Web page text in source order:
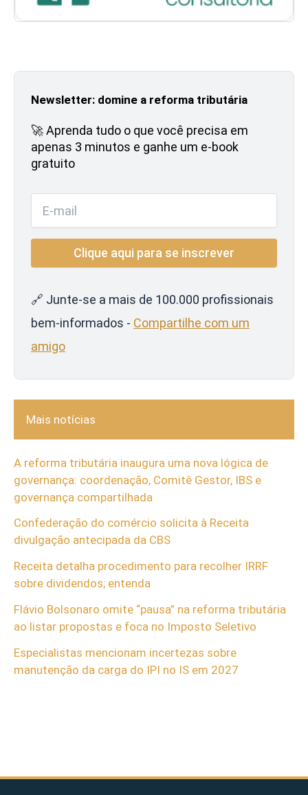
Newsletter: domine a reforma tributária
🚀 Aprenda tudo o que você precisa em
apenas 3 minutos e ganhe um e-book
gratuito
🔗 Junte-se a mais de 100.000 profissionais
bem-informados - Compartilhe com um
amigo
Mais notícias
A reforma tributária inaugura uma nova lógica de
governança: coordenação, Comitê Gestor, IBS e
governança compartilhada
Confederação do comércio solicita à Receita
divulgação antecipada da CBS
Receita detalha procedimento para recolher IRRF
sobre dividendos; entenda
Flávio Bolsonaro omite “pausa” na reforma tributária
ao listar propostas e foca no Imposto Seletivo
Especialistas mencionam incertezas sobre
manutenção da carga do IPI no IS em 2027